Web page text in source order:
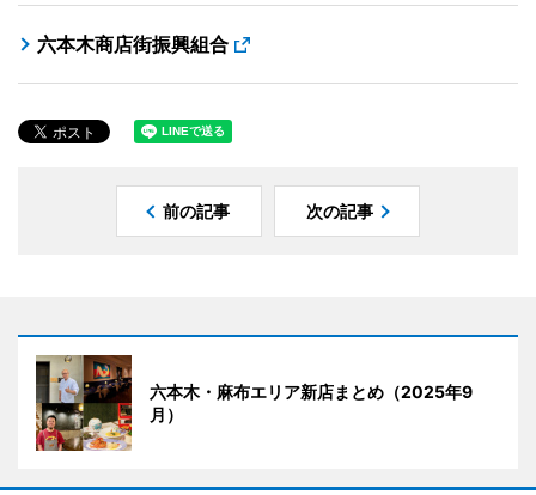
六本木商店街振興組合
前の記事 次の記事
六本木・麻布エリア新店まとめ（2025年9
月）